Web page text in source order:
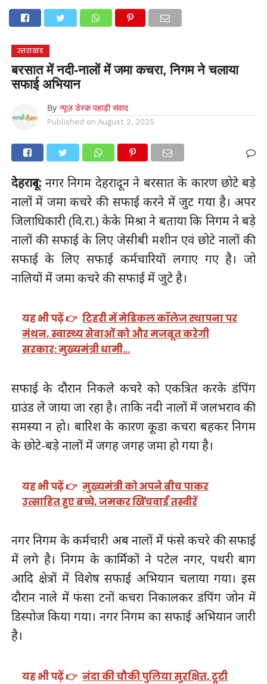
देहरादूननैनीताल
मनोरंजन
उत्तराखंड
बरसात में नदी-नालों में जमा कचरा, निगम ने चलाया
सफाई अभियान
By न्यूज़ डेस्क पहाड़ी संवाद
Published on August 2, 2025
देहरादून: नगर निगम देहरादून ने बरसात के कारण छोटे बड़े
नालों में जमा कचरे की सफाई करने में जुट गया है। अपर
जिलाधिकारी (वि.रा.) केके मिश्रा ने बताया कि निगम ने बड़े
नालों की सफाई के लिए जेसीबी मशीन एवं छोटे नालों की
सफाई के लिए सफाई कर्मचारियों लगाए गए है। जो
नालियों में जमा कचरे की सफाई में जुटे है।
यह भी पढ़ें 👉 टिहरी में मेडिकल कॉलेज स्थापना पर
मंथन, स्वास्थ्य सेवाओं को और मजबूत करेगी
सरकार: मुख्यमंत्री धामी…
सफाई के दौरान निकले कचरे को एकत्रित करके डंपिंग
ग्राउंड ले जाया जा रहा है। ताकि नदी नालों में जलभराव की
समस्या न हो। बारिश के कारण कूडा कचरा बहकर निगम
के छोटे-बड़े नालों में जगह जगह जमा हो गया है।
यह भी पढ़ें 👉 मुख्यमंत्री को अपने बीच पाकर
उत्साहित हुए बच्चे, जमकर खिंचवाईं तस्वीरें
नगर निगम के कर्मचारी अब नालों में फंसे कचरे की सफाई
में लगे है। निगम के कार्मिकों ने पटेल नगर, पथरी बाग
आदि क्षेत्रों में विशेष सफाई अभियान चलाया गया। इस
दौरान नाले में फंसा टनों कचरा निकालकर डंपिंग जोन में
डिस्पोज किया गया। नगर निगम का सफाई अभियान जारी
है।
यह भी पढ़ें 👉 नंदा की चौकी पुलिया सुरक्षित, टूटी